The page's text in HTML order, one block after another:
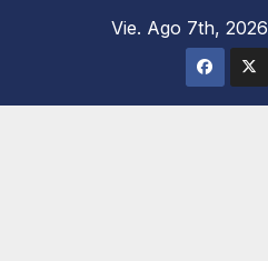
Vie. Ago 7th, 2026